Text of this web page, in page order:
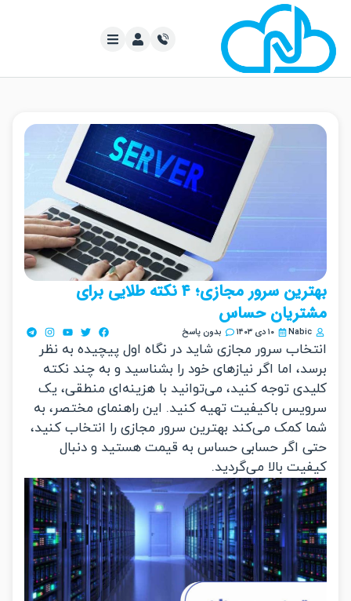
بهترین سرور مجازی؛ ۴ نکته طلایی برای
حساس
۱۰ دی ۱۴۰۳ بدون پاسخ
سرور مجازی شاید در نگاه اول پیچیده به نظر
اما اگر نیازهای خود را بشناسید و به چند نکته
توجه کنید، می‌توانید با هزینه‌ای منطقی، یک
باکیفیت تهیه کنید. این راهنمای مختصر، به
کمک می‌کند بهترین سرور مجازی را انتخاب کنید،
اگر حسابی حساس به قیمت هستید و دنبال
بالا می‌گردید.